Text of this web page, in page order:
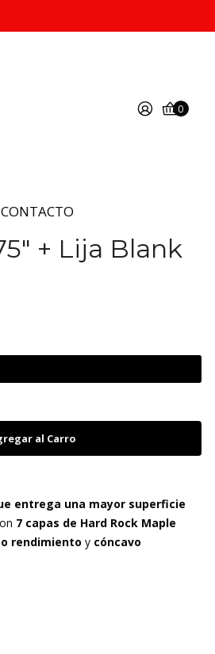
0
CONTACTO
+ Lija Blank
entrega una mayor superficie
7 capas de Hard Rock Maple
rendimiento y cóncavo